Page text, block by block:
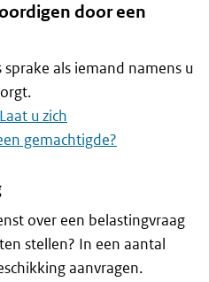
door een
als iemand namens u
Laat u zich
gemachtigde?
over een belastingvraag
stellen? In een aantal
aanvragen.